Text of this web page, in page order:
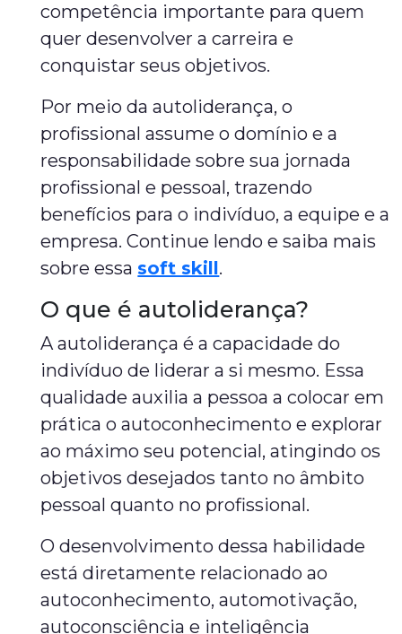
competência importante para quem
quer desenvolver a carreira e
conquistar seus objetivos.
Por meio da autoliderança, o
profissional assume o domínio e a
responsabilidade sobre sua jornada
profissional e pessoal, trazendo
benefícios para o indivíduo, a equipe e a
empresa. Continue lendo e saiba mais
sobre essa soft skill.
O que é autoliderança?
A autoliderança é a capacidade do
indivíduo de liderar a si mesmo. Essa
qualidade auxilia a pessoa a colocar em
prática o autoconhecimento e explorar
ao máximo seu potencial, atingindo os
objetivos desejados tanto no âmbito
pessoal quanto no profissional.
O desenvolvimento dessa habilidade
está diretamente relacionado ao
autoconhecimento, automotivação,
autoconsciência e inteligência